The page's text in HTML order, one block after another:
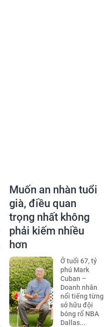
Muốn an nhàn tuổi
già, điều quan
trọng nhất không
phải kiếm nhiều
hơn
Ở tuổi 67, tỷ
phú Mark
Cuban –
Doanh nhân
nổi tiếng từng
sở hữu đội
bóng rổ NBA
Dallas...